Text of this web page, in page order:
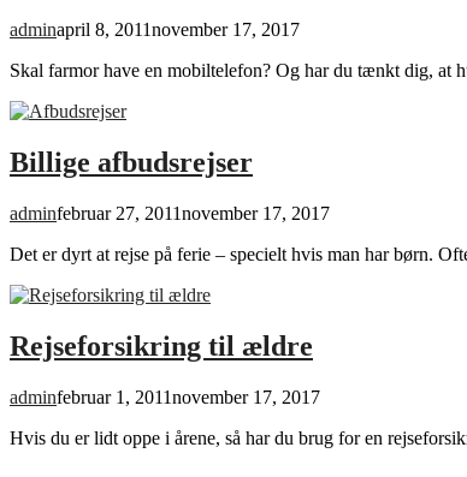
adminapril 8, 2011november 17, 2017
Skal farmor have en mobiltelefon? Og har du tænkt dig, at
Billige afbudsrejser
adminfebruar 27, 2011november 17, 2017
Det er dyrt at rejse på ferie – specielt hvis man har børn.
Rejseforsikring til ældre
adminfebruar 1, 2011november 17, 2017
Hvis du er lidt oppe i årene, så har du brug for en